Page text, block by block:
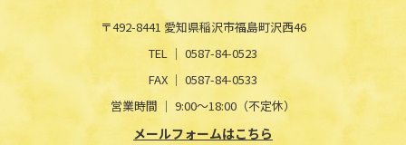
〒492-8441 愛知県稲沢市福島町沢西46
TEL │ 0587-84-0523
FAX │ 0587-84-0533
営業時間 │ 9:00～18:00（不定休）
メールフォームはこちら